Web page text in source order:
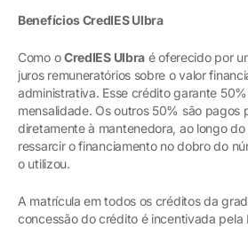
Benefícios CredIES Ulbra
Como oCredIES Ulbra é oferecido por
juros remuneratórios sobre o valor
administrativa. Esse crédito garante
mensalidade. Os outros 50% são pagos
diretamente à mantenedora, ao longo
ressarcir o financiamento no dobro do
o utilizou.
A matrícula em todos os créditos da
concessão do crédito é incentivada pela